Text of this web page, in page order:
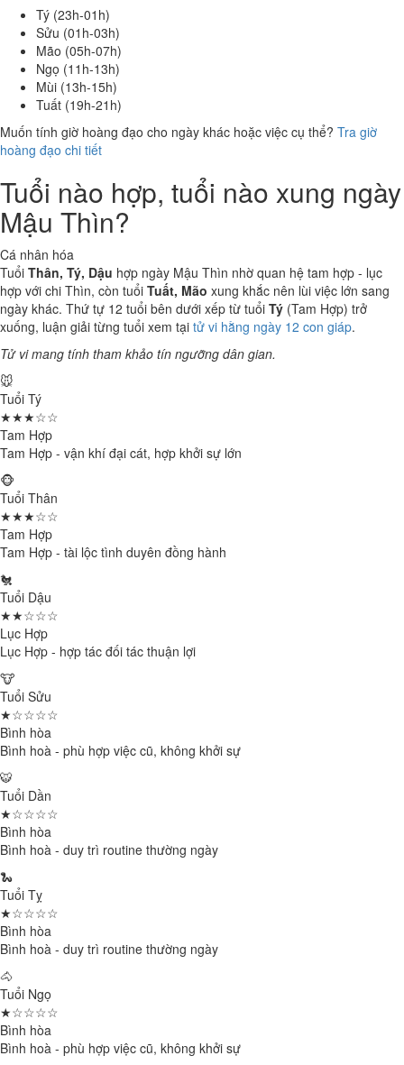
Tý (23h-01h)
Sửu (01h-03h)
Mão (05h-07h)
Ngọ (11h-13h)
Mùi (13h-15h)
Tuất (19h-21h)
Muốn tính giờ hoàng đạo cho ngày khác hoặc việc cụ thể? Tra giờ
hoàng đạo chi tiết
Tuổi nào hợp, tuổi nào xung ngày
Mậu Thìn?
Cá nhân hóa
Tuổi Thân, Tý, Dậu hợp ngày Mậu Thìn nhờ quan hệ tam hợp - lục
hợp với chi Thìn, còn tuổi Tuất, Mão xung khắc nên lùi việc lớn sang
ngày khác. Thứ tự 12 tuổi bên dưới xếp từ tuổi Tý (Tam Hợp) trở
xuống, luận giải từng tuổi xem tại tử vi hằng ngày 12 con giáp.
Tử vi mang tính tham khảo tín ngưỡng dân gian.
🐭
Tuổi Tý
★★★☆☆
Tam Hợp
Tam Hợp - vận khí đại cát, hợp khởi sự lớn
🐵
Tuổi Thân
★★★☆☆
Tam Hợp
Tam Hợp - tài lộc tình duyên đồng hành
🐔
Tuổi Dậu
★★☆☆☆
Lục Hợp
Lục Hợp - hợp tác đối tác thuận lợi
🐮
Tuổi Sửu
★☆☆☆☆
Bình hòa
Bình hoà - phù hợp việc cũ, không khởi sự
🐯
Tuổi Dần
★☆☆☆☆
Bình hòa
Bình hoà - duy trì routine thường ngày
🐍
Tuổi Tỵ
★☆☆☆☆
Bình hòa
Bình hoà - duy trì routine thường ngày
🐴
Tuổi Ngọ
★☆☆☆☆
Bình hòa
Bình hoà - phù hợp việc cũ, không khởi sự